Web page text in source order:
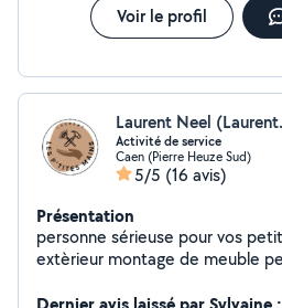
Voir le profil
Laurent Neel
Activité de service
Caen (Pierre Heuze Sud)
5/5 (16 avis)
Présentation
personne sérieuse pour vos
extèrieur montage de meuble peinture
pelouse haie...